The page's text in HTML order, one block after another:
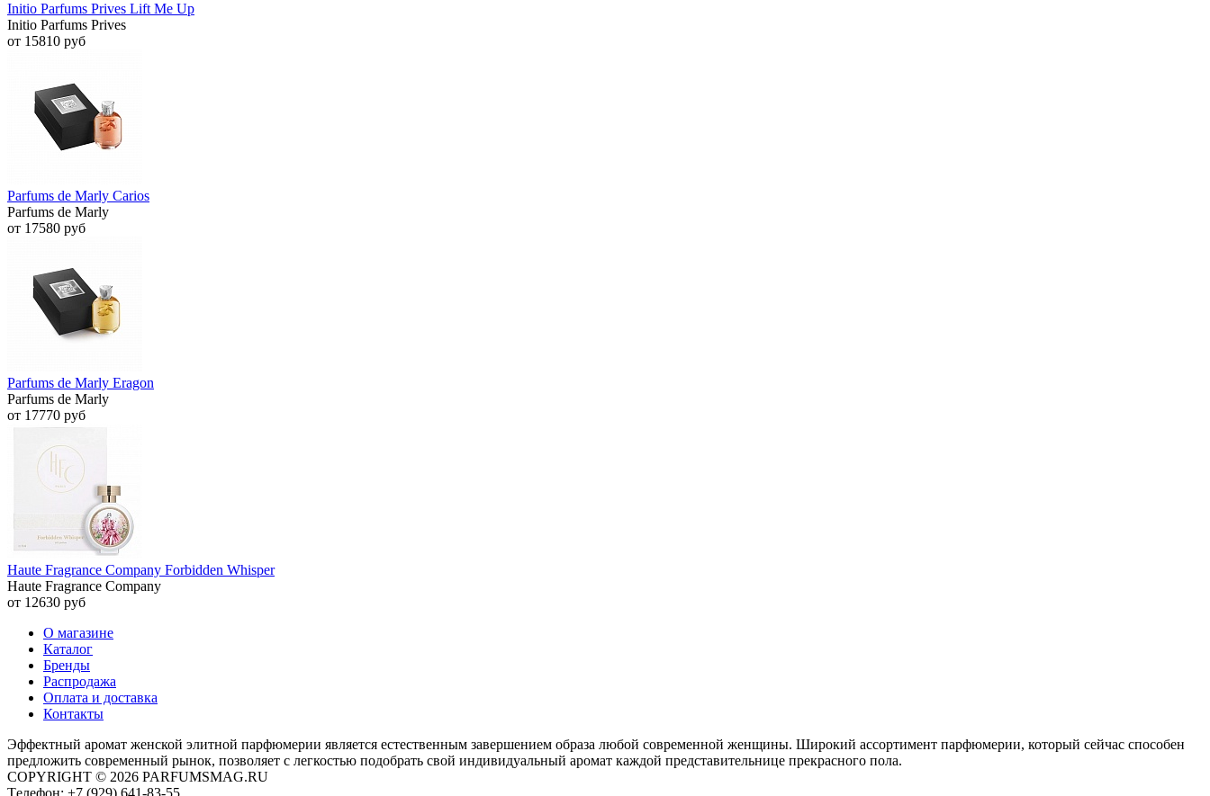
Initio Parfums Prives Lift Me Up
Initio Parfums Prives
от 15810 руб
Parfums de Marly Carios
Parfums de Marly
от 17580 руб
Parfums de Marly Eragon
Parfums de Marly
от 17770 руб
Haute Fragrance Company Forbidden Whisper
Haute Fragrance Company
от 12630 руб
О магазине
Каталог
Бренды
Распродажа
Оплата и доставка
Контакты
Эффектный аромат женской элитной парфюмерии является естественным завершением образа любой современной женщины. Широкий ассортимент парфюмерии, который сейчас способен
предложить современный рынок, позволяет с легкостью подобрать свой индивидуальный аромат каждой представительнице прекрасного пола.
COPYRIGHT © 2026 PARFUMSMAG.RU